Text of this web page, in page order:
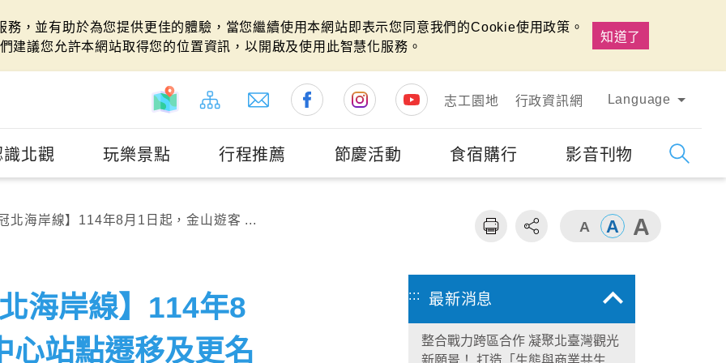
，並有助於為您提供更佳的體驗，當您繼續使用本網站即表示您同意我們的Cookie使用政策。
建議您允許本網站取得您的位置資訊，以開啟及使用此智慧化服務。
知道了
志工園地 行政資訊網 Language
識北觀 玩樂景點 行程推薦 節慶活動 食宿購行 影音刊物
北海岸線】114年8月1日起，金山遊客 ...
海岸線】114年8
心站點遷移及更名
::: 最新消息
整合戰力跨區合作 凝聚北臺灣觀光
新願景！ 打造「生態與商業共生」